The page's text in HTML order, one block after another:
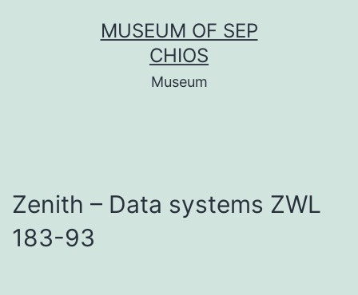
MUSEUM OF SEP
CHIOS
Museum
Zenith – Data systems ZWL
183-93